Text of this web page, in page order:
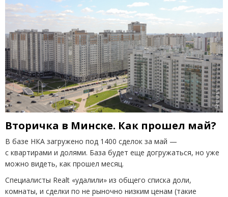
Вторичка в Минске. Как прошел май?
В базе НКА загружено под 1400 сделок за май —
с квартирами и долями. База будет еще догружаться, но уже
можно видеть, как прошел месяц.
Специалисты Realt «удалили» из общего списка доли,
комнаты, и сделки по не рыночно низким ценам (такие